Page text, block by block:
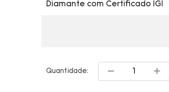
Diamante com Certificado IGI
Quantidade: